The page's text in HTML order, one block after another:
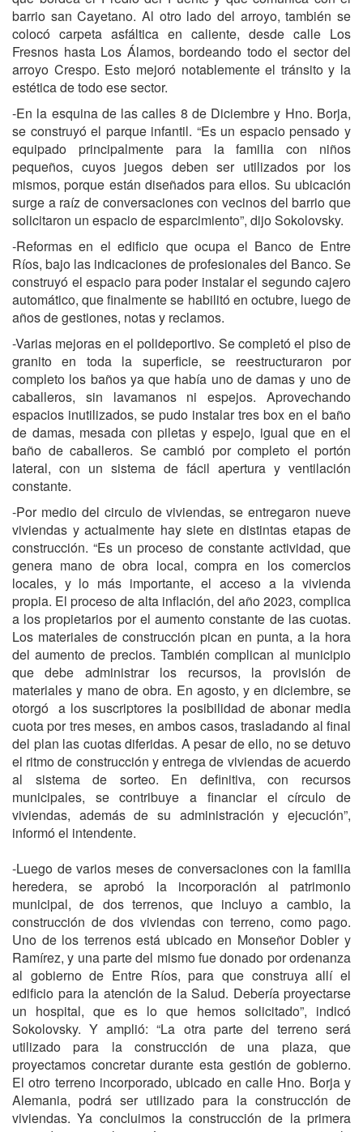
barrio san Cayetano. Al otro lado del arroyo, también se
colocó carpeta asfáltica en caliente, desde calle Los
Fresnos hasta Los Álamos, bordeando todo el sector del
arroyo Crespo. Esto mejoró notablemente el tránsito y la
estética de todo ese sector.
-En la esquina de las calles 8 de Diciembre y Hno. Borja,
se construyó el parque infantil. “Es un espacio pensado y
equipado principalmente para la familia con niños
pequeños, cuyos juegos deben ser utilizados por los
mismos, porque están diseñados para ellos. Su ubicación
surge a raíz de conversaciones con vecinos del barrio que
solicitaron un espacio de esparcimiento”, dijo Sokolovsky.
-Reformas en el edificio que ocupa el Banco de Entre
Ríos, bajo las indicaciones de profesionales del Banco. Se
construyó el espacio para poder instalar el segundo cajero
automático, que finalmente se habilitó en octubre, luego de
años de gestiones, notas y reclamos.
-Varias mejoras en el polideportivo. Se completó el piso de
granito en toda la superficie, se reestructuraron por
completo los baños ya que había uno de damas y uno de
caballeros, sin lavamanos ni espejos. Aprovechando
espacios inutilizados, se pudo instalar tres box en el baño
de damas, mesada con piletas y espejo, igual que en el
baño de caballeros. Se cambió por completo el portón
lateral, con un sistema de fácil apertura y ventilación
constante.
-Por medio del circulo de viviendas, se entregaron nueve
viviendas y actualmente hay siete en distintas etapas de
construcción. “Es un proceso de constante actividad, que
genera mano de obra local, compra en los comercios
locales, y lo más importante, el acceso a la vivienda
propia. El proceso de alta inflación, del año 2023, complica
a los propietarios por el aumento constante de las cuotas.
Los materiales de construcción pican en punta, a la hora
del aumento de precios. También complican al municipio
que debe administrar los recursos, la provisión de
materiales y mano de obra. En agosto, y en diciembre, se
otorgó a los suscriptores la posibilidad de abonar media
cuota por tres meses, en ambos casos, trasladando al final
del plan las cuotas diferidas. A pesar de ello, no se detuvo
el ritmo de construcción y entrega de viviendas de acuerdo
al sistema de sorteo. En definitiva, con recursos
municipales, se contribuye a financiar el círculo de
viviendas, además de su administración y ejecución”,
informó el intendente.
-Luego de varios meses de conversaciones con la familia
heredera, se aprobó la incorporación al patrimonio
municipal, de dos terrenos, que incluyo a cambio, la
construcción de dos viviendas con terreno, como pago.
Uno de los terrenos está ubicado en Monseñor Dobler y
Ramírez, y una parte del mismo fue donado por ordenanza
al gobierno de Entre Ríos, para que construya allí el
edificio para la atención de la Salud. Debería proyectarse
un hospital, que es lo que hemos solicitado”, indicó
Sokolovsky. Y amplió: “La otra parte del terreno será
utilizado para la construcción de una plaza, que
proyectamos concretar durante esta gestión de gobierno.
El otro terreno incorporado, ubicado en calle Hno. Borja y
Alemania, podrá ser utilizado para la construcción de
viviendas. Ya concluimos la construcción de la primera